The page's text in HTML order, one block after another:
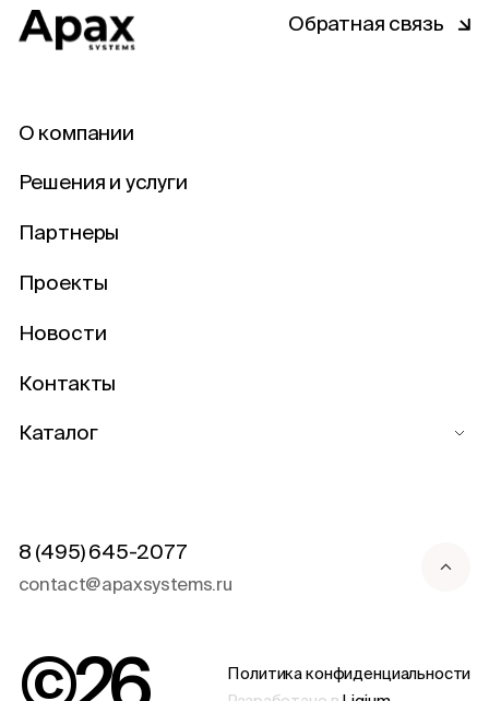
Обратная связь
О компании
Решения и услуги
Партнеры
Проекты
Новости
Контакты
Каталог
8 (495) 645-2077
contact@apaxsystems.ru
©26
Политика конфиденциальности